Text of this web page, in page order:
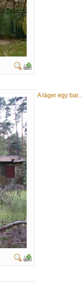
A láger egy bar...